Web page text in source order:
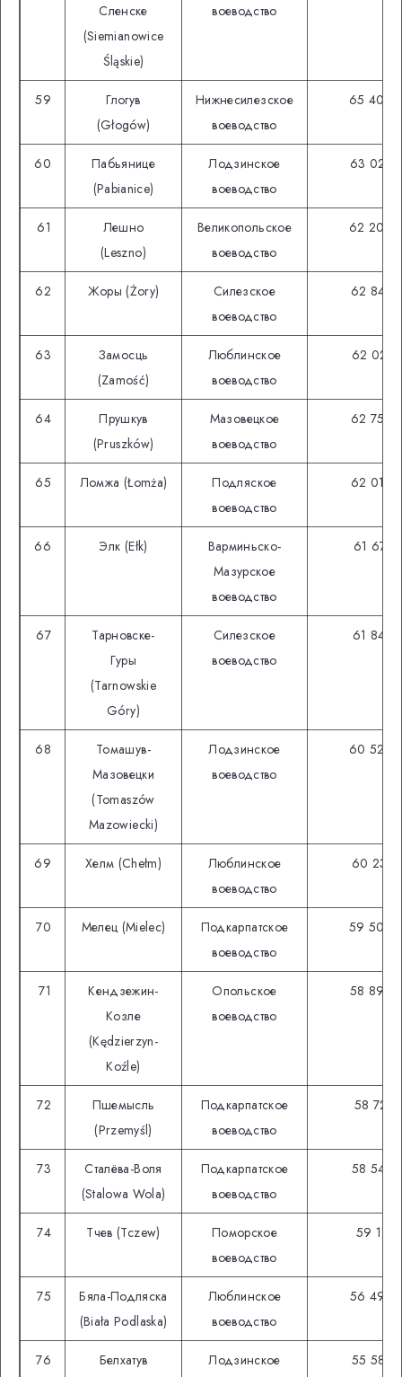
Сленске
(Siemianowice
Śląskie)
воеводство
59
Глогув
(Głogów)
Нижнесилезское
воеводство
65 400
60
Пабьянице
(Pabianice)
Лодзинское
воеводство
63 023
61
Лешно
(Leszno)
Великопольское
воеводство
62 200
62 Жоры (Żory)
Силезское
воеводство
62 848
63
Замосць
(Zamość)
Люблинское
воеводство
62 021
64
Прушкув
(Pruszków)
Мазовецкое
воеводство
62 750
65 Ломжа (Łomża)
Подляское
воеводство
62 019
66 Элк (Ełk)
Варминьско-
Мазурское
воеводство
61 677
67
Тарновске-
Гуры
(Tarnowskie
Góry)
Силезское
воеводство
61 842
68
Томашув-
Мазовецки
(Tomaszów
Mazowiecki)
Лодзинское
воеводство
60 529
69 Хелм (Chełm)
Люблинское
воеводство
60 231
70 Мелец (Mielec)
Подкарпатское
воеводство
59 509
71
Кендзежин-
Козле
(Kędzierzyn-
Koźle)
Опольское
воеводство
58 899
72
Пшемысль
(Przemyśl)
Подкарпатское
воеводство
58 721
73
Сталёва-Воля
(Stalowa Wola)
Подкарпатское
воеводство
58 545
74 Тчев (Tczew)
Поморское
воеводство
59 111
75
Бяла-Подляска
(Biała Podlaska)
Люблинское
воеводство
56 498
76
Белхатув
Лодзинское
55 583